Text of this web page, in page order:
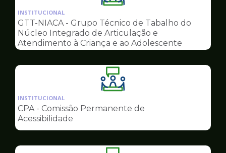
da
pagina
de
Conselhos
INSTITUCIONAL
GTT-NIACA - Grupo Técnico de Tabalho do
Núcleo Integrado de Articulação e
Atendimento à Criança e ao Adolescente
Ilustração
da
pagina
Conselhos
INSTITUCIONAL
CPA - Comissão Permanente de
Acessibilidade